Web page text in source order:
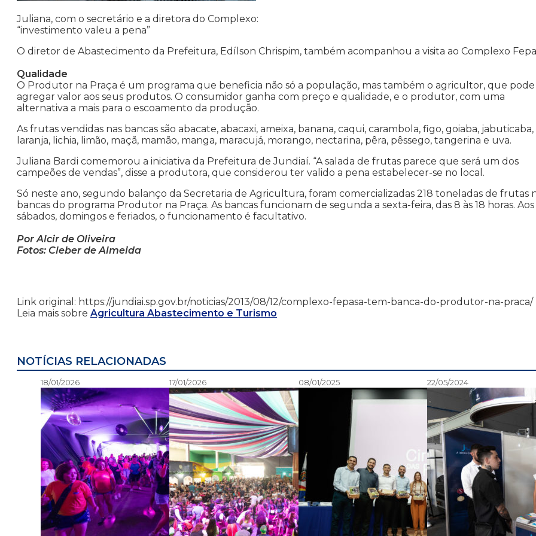
Juliana, com o secretário e a diretora do Complexo:
“investimento valeu a pena”
O diretor de Abastecimento da Prefeitura, Edílson Chrispim, também acompanhou a visita ao Complexo
Qualidade
O Produtor na Praça é um programa que beneficia não só a população, mas também o agricultor, que pode
agregar valor aos seus produtos. O consumidor ganha com preço e qualidade, e o produtor, com uma
alternativa a mais para o escoamento da produção.
As frutas vendidas nas bancas são abacate, abacaxi, ameixa, banana, caqui, carambola, figo, goiaba, jabuticaba,
laranja, lichia, limão, maçã, mamão, manga, maracujá, morango, nectarina, pêra, pêssego, tangerina e uva.
Juliana Bardi comemorou a iniciativa da Prefeitura de Jundiaí. “A salada de frutas parece que será um dos
campeões de vendas”, disse a produtora, que considerou ter valido a pena estabelecer-se no local.
Só neste ano, segundo balanço da Secretaria de Agricultura, foram comercializadas 218 toneladas de frutas
bancas do programa Produtor na Praça. As bancas funcionam de segunda a sexta-feira, das 8 às 18 horas. Aos
sábados, domingos e feriados, o funcionamento é facultativo.
Por Alcir de Oliveira
Fotos: Cleber de Almeida
Link original: https://jundiai.sp.gov.br/noticias/2013/08/12/complexo-fepasa-tem-banca-do-produtor-na-praca/
Leia mais sobre Agricultura Abastecimento e Turismo
NOTÍCIAS RELACIONADAS
18/01/2026 17/01/2026 08/01/2025 22/05/2024